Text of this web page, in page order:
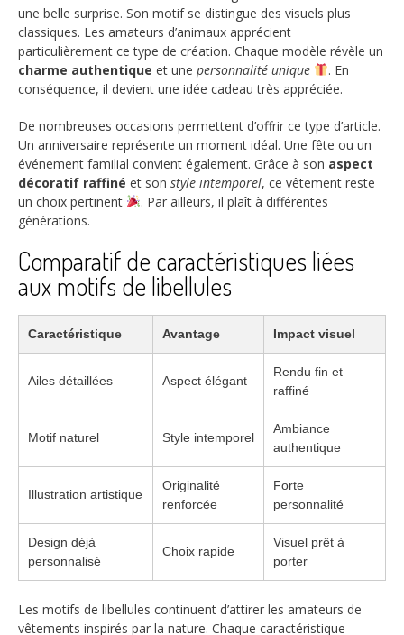
une belle surprise. Son motif se distingue des visuels plus
classiques. Les amateurs d’animaux apprécient
particulièrement ce type de création. Chaque modèle révèle un
charme authentique et une personnalité unique
. En
conséquence, il devient une idée cadeau très appréciée.
De nombreuses occasions permettent d’offrir ce type d’article.
Un anniversaire représente un moment idéal. Une fête ou un
événement familial convient également. Grâce à son aspect
décoratif raffiné et son style intemporel, ce vêtement reste
un choix pertinent
. Par ailleurs, il plaît à différentes
générations.
Comparatif de caractéristiques liées
aux motifs de libellules
Caractéristique Avantage Impact visuel
Ailes détaillées Aspect élégant
Rendu fin et
raffiné
Motif naturel Style intemporel
Ambiance
authentique
Illustration artistique
Originalité
renforcée
Forte
personnalité
Design déjà
personnalisé
Choix rapide
Visuel prêt à
porter
Les motifs de libellules continuent d’attirer les amateurs de
vêtements inspirés par la nature. Chaque caractéristique